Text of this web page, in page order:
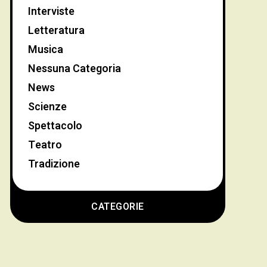
CATEGORIE
Interviste
Letteratura
Musica
Nessuna Categoria
News
Scienze
Spettacolo
Teatro
Tradizione